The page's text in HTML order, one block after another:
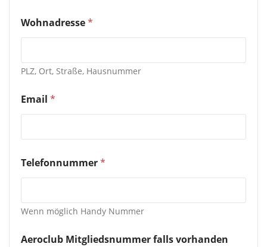
Wohnadresse*
PLZ, Ort, Straße, Hausnummer
Email *
Telefonnummer*
Wenn möglich Handy Nummer
Aeroclub Mitgliedsnummer falls vorhanden